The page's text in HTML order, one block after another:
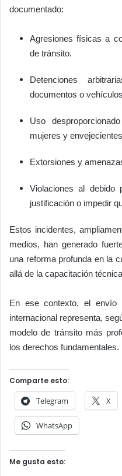
documentado:
Agresiones físicas a
de tránsito.
Detenciones
documentos o
Uso
mujeres y
Extorsiones y
Violaciones al debido
justificación o impedir
Estos incidentes,
medios, han generado
una reforma profunda en la
allá de la capacitación
En ese contexto, el envío
internacional representa,
modelo de tránsito más
los derechos fundamentales.
Comparte esto:
Telegram X
WhatsApp
Me gusta esto: